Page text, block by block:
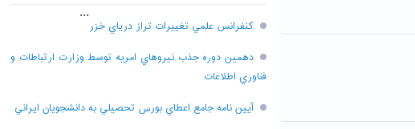
کنفرانس علمي تغييرات تراز درياي خزر
دهمين دوره جذب نيروهاي امريه توسط وزارت ارتباطات و
فناوري اطلاعات
آيين نامه جامع اعطاي بورس تحصيلي به دانشجويان ايراني
...